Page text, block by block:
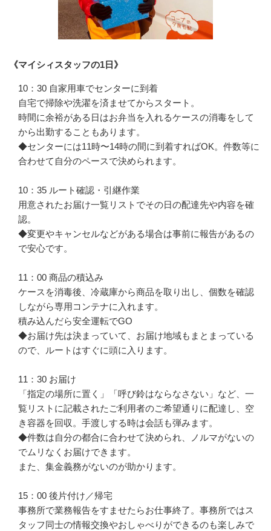
《マイシィスタッフの1日》
10：30 自家用車でセンターに到着
自宅で掃除や洗濯を済ませてからスタート。
時間に余裕がある日はお弁当を入れるケースの消毒をして
から出勤することもあります。
◆センターには11時〜14時の間に到着すればOK。件数等に
合わせて自分のペースで決められます。
10：35 ルート確認・引継作業
用意されたお届け一覧リストでその日の配達先や内容を確
認。
◆変更やキャンセルなどがある場合は事前に報告があるの
で安心です。
11：00 商品の積込み
ケースを消毒後、冷蔵庫から商品を取り出し、個数を確認
しながら専用コンテナに入れます。
積み込んだら安全運転でGO
◆お届け先は決まっていて、お届け地域もまとまっている
ので、ルートはすぐに頭に入ります。
11：30 お届け
「指定の場所に置く」「呼び鈴はならなさない」など、一
覧リストに記載されたご利用者のご希望通りに配達し、空
き容器を回収。手渡しする時は会話も弾みます。
◆件数は自分の都合に合わせて決められ、ノルマがないの
でムリなくお届けできます。
また、集金義務がないのが助かります。
15：00 後片付け／帰宅
事務所で業務報告をすませたらお仕事終了。事務所ではス
タッフ同士の情報交換やおしゃべりができるのも楽しみで